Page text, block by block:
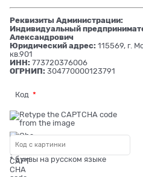
Реквизиты Администрации:
Индивидуальный
Александрович
Юридический адрес: 115569, г.
кв.901
ИНН: 773720376006
ОГРНИП: 304770000123791
Код
* буквы на русском языке